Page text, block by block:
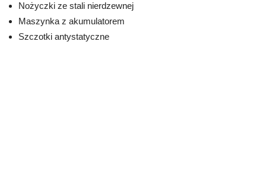
Nożyczki ze stali nierdzewnej
Maszynka z akumulatorem
Szczotki antystatyczne